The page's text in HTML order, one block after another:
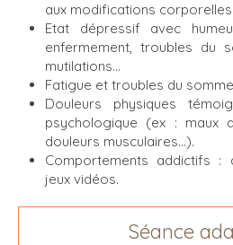
aux modifications corporelles.
Etat dépressif avec
enfermement, troubles du
mutilations…
Fatigue et troubles du
Douleurs physiques
psychologique (ex : maux
douleurs musculaires…).
Comportements addictifs :
jeux vidéos.
Séance